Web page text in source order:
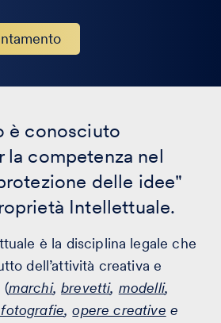
è conosciuto
competenza nel
delle idee"
Intellettuale.
è la disciplina legale che
dell’attività creativa e
(marchi,brevetti, modelli,
,opere creative e